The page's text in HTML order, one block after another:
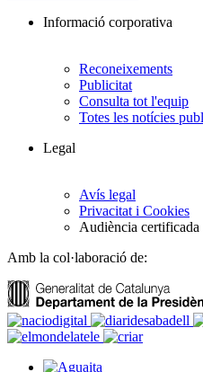
Informació corporativa
Reconeixements
Publicitat
Consulta tot l'equip
Totes les notícies
Legal
Avís legal
Privacitat i Cookies
Audiència certificada
Amb la col·laboració de: